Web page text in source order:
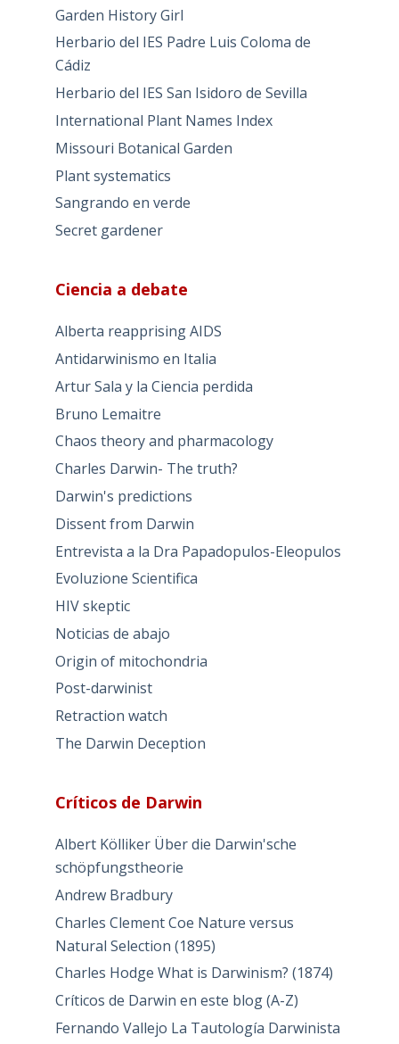
Garden History Girl
Herbario del IES Padre Luis Coloma de
Cádiz
Herbario del IES San Isidoro de Sevilla
International Plant Names Index
Missouri Botanical Garden
Plant systematics
Sangrando en verde
Secret gardener
Ciencia a debate
Alberta reapprising AIDS
Antidarwinismo en Italia
Artur Sala y la Ciencia perdida
Bruno Lemaitre
Chaos theory and pharmacology
Charles Darwin- The truth?
Darwin's predictions
Dissent from Darwin
Entrevista a la Dra Papadopulos-Eleopulos
Evoluzione Scientifica
HIV skeptic
Noticias de abajo
Origin of mitochondria
Post-darwinist
Retraction watch
The Darwin Deception
Críticos de Darwin
Albert Kölliker Über die Darwin'sche
schöpfungstheorie
Andrew Bradbury
Charles Clement Coe Nature versus
Natural Selection (1895)
Charles Hodge What is Darwinism? (1874)
Críticos de Darwin en este blog (A-Z)
Fernando Vallejo La Tautología Darwinista